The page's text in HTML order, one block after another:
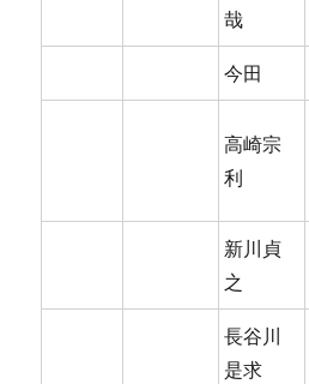
哉
今田
高崎宗
利
新川貞
之
長谷川
是求